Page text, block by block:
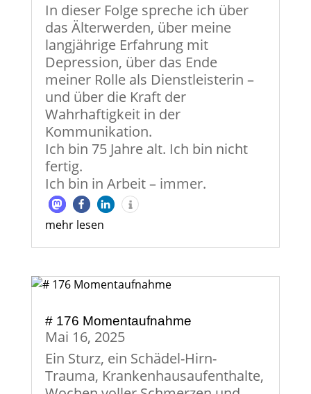
In dieser Folge spreche ich über
das Älterwerden, über meine
langjährige Erfahrung mit
Depression, über das Ende
meiner Rolle als Dienstleisterin –
und über die Kraft der
Wahrhaftigkeit in der
Kommunikation.
Ich bin 75 Jahre alt. Ich bin nicht
fertig.
Ich bin in Arbeit – immer.
mehr lesen
# 176 Momentaufnahme
Mai 16, 2025
Ein Sturz, ein Schädel-Hirn-
Trauma, Krankenhausaufenthalte,